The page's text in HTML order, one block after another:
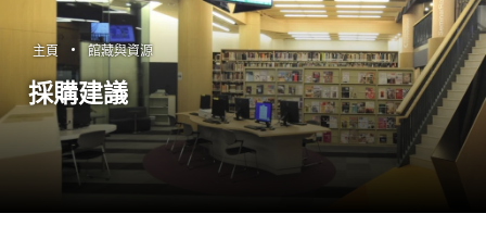
主頁 館藏與資源
採購建議